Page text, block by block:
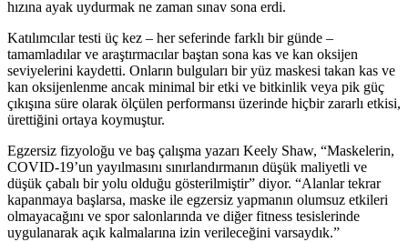
hızına ayak uydurmak ne zaman sınav sona erdi.
Katılımcılar testi üç kez – her seferinde farklı bir günde –
tamamladılar ve araştırmacılar baştan sona kas ve kan oksijen
seviyelerini kaydetti. Onların bulguları bir yüz maskesi takan kas ve
kan oksijenlenme ancak minimal bir etki ve bitkinlik veya pik güç
çıkışına süre olarak ölçülen performansı üzerinde hiçbir zararlı etkisi,
ürettiğini ortaya koymuştur.
Egzersiz fizyoloğu ve baş çalışma yazarı Keely Shaw, “Maskelerin,
COVID-19’un yayılmasını sınırlandırmanın düşük maliyetli ve
düşük çabalı bir yolu olduğu gösterilmiştir” diyor. “Alanlar tekrar
kapanmaya başlarsa, maske ile egzersiz yapmanın olumsuz etkileri
olmayacağını ve spor salonlarında ve diğer fitness tesislerinde
uygulanarak açık kalmalarına izin verileceğini varsaydık.”